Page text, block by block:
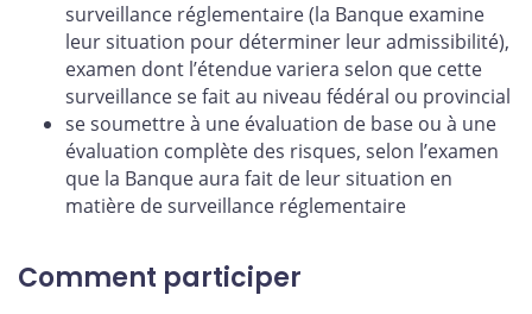
surveillance réglementaire (la Banque examine
leur situation pour déterminer leur admissibilité),
examen dont l’étendue variera selon que cette
surveillance se fait au niveau fédéral ou provincial
se soumettre à une évaluation de base ou à une
évaluation complète des risques, selon l’examen
que la Banque aura fait de leur situation en
matière de surveillance réglementaire
Comment participer